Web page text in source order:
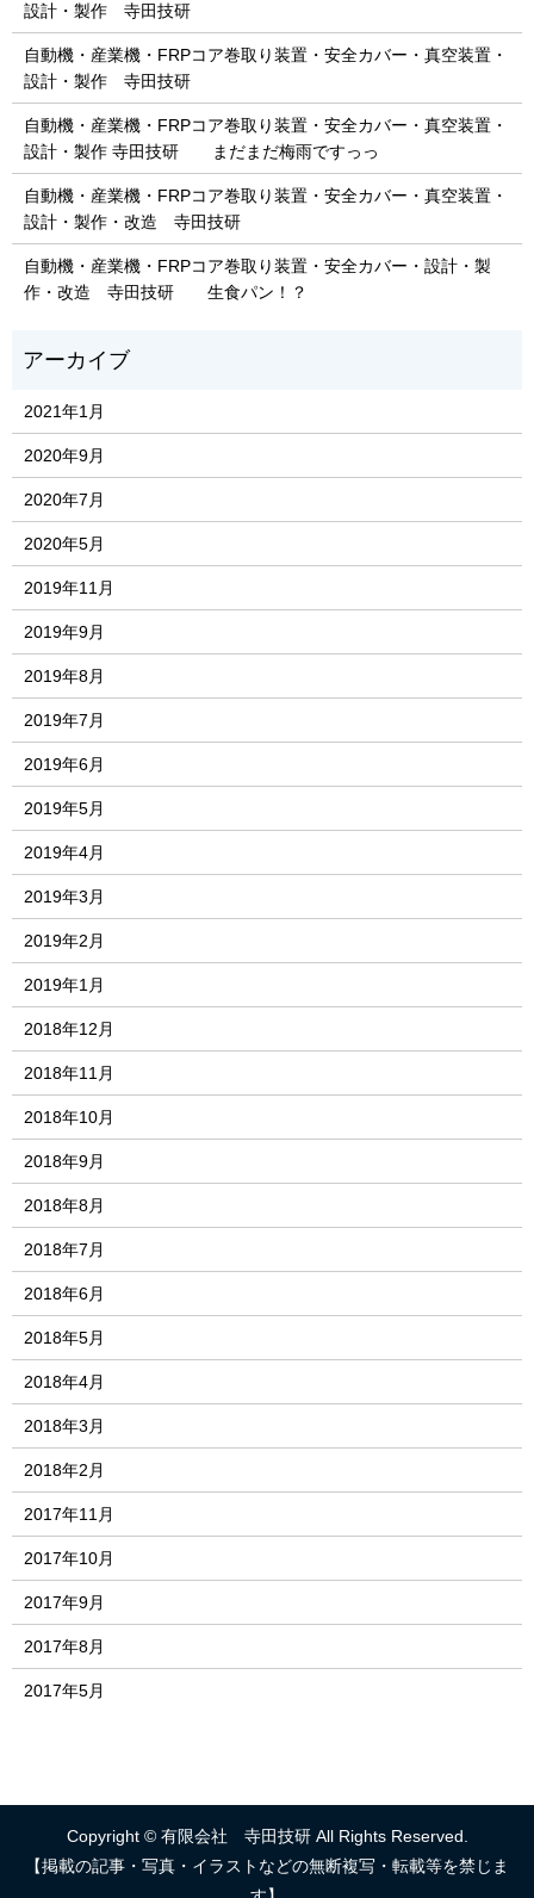
設計・製作 寺田技研
自動機・産業機・FRPコア巻取り装置・安全カバー・真空装置・
設計・製作 寺田技研
自動機・産業機・FRPコア巻取り装置・安全カバー・真空装置・
設計・製作 寺田技研 まだまだ梅雨ですっっ
自動機・産業機・FRPコア巻取り装置・安全カバー・真空装置・
設計・製作・改造 寺田技研
自動機・産業機・FRPコア巻取り装置・安全カバー・設計・製
作・改造 寺田技研 生食パン！？
2021年1月
2020年9月
2020年7月
2020年5月
2019年11月
2019年9月
2019年8月
2019年7月
2019年6月
2019年5月
2019年4月
2019年3月
2019年2月
2019年1月
2018年12月
2018年11月
2018年10月
2018年9月
2018年8月
2018年7月
2018年6月
2018年5月
2018年4月
2018年3月
2018年2月
2017年11月
2017年10月
2017年9月
2017年8月
2017年5月
Copyright © 有限会社 寺田技研 All Rights Reserved.
【掲載の記事・写真・イラストなどの無断複写・転載等を禁じま